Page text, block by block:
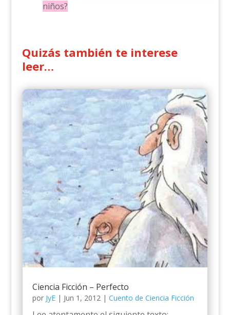
niños?
Quizás también te interese
leer…
Ciencia Ficción – Perfecto
por JyE| Jun 1, 2012 | Cuento de Ciencia Ficción